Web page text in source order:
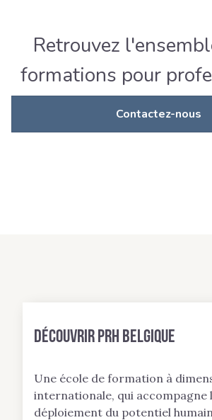
Retrouvez
formations pour
Contactez-nous
Découvrir PRH BELGIQUE
Une école de formation à
internationale, qui accompagne
déploiement du potentiel